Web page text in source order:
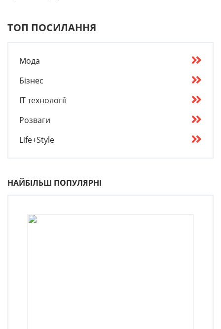
ТОП ПОСИЛАННЯ
Мода
Бізнес
IT технології
Розваги
Life+Style
НАЙБІЛЬШ ПОПУЛЯРНІ